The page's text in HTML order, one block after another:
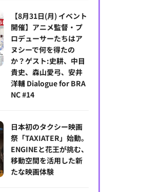
【8月31日(月) イベント
開催】アニメ監督・プ
ロデューサーたちはア
ヌシーで何を得たの
か？ゲスト:史耕、中目
貴史、森山愛弓、安井
洋輔 Dialogue for BRA
NC #14
日本初のタクシー映画
祭「TAXIATER」始動。
ENGINEと花王が挑む、
移動空間を活用した新
たな映画体験